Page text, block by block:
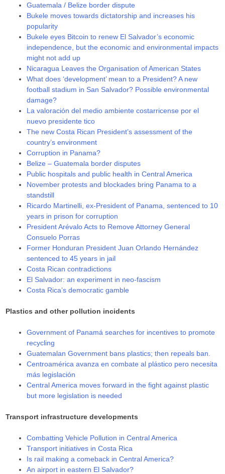
Guatemala / Belize border dispute
Bukele moves towards dictatorship and increases his
popularity
Bukele eyes Bitcoin to renew El Salvador’s economic
independence, but the economic and environmental impacts
might not add up
Nicaragua Leaves the Organisation of American States
What does ‘development’ mean to a President? A new
football stadium in San Salvador? Possible environmental
damage?
La valoración del medio ambiente costarricense por el
nuevo presidente tico
The new Costa Rican President’s assessment of the
country’s environment
Corruption in Panama?
Belize – Guatemala border disputes
Public hospitals and public health in Central America
November protests and blockades bring Panama to a
standstill
Ricardo Martinelli, ex-President of Panama, sentenced to 10
years in prison for corruption
President Arévalo Acts to Remove Attorney General
Consuelo Porras
Former Honduran President Juan Orlando Hernández
sentenced to 45 years in jail
Costa Rican contradictions
El Salvador: an experiment in neo-fascism
Costa Rica’s democratic gamble
Plastics and other pollution incidents
Government of Panamá searches for incentives to promote
recycling
Guatemalan Government bans plastics; then repeals ban.
Centroamérica avanza en combate al plástico pero necesita
más legislación
Central America moves forward in the fight against plastic
but more legislation is needed
Transport infrastructure developments
Combatting Vehicle Pollution in Central America
Transport initiatives in Costa Rica
Is rail making a comeback in Central America?
An airport in eastern El Salvador?